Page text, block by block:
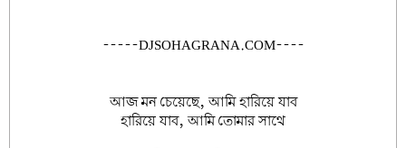
-----DJSOHAGRANA.COM----
আজ মন চেয়েছে, আমি হারিয়ে যাব
হারিয়ে যাব, আমি তোমার সাথে